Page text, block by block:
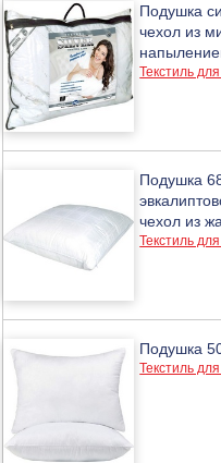
Подушка
чехол из
Текстиль
Подушка
чехол из
Текстиль
Подушка
Текстиль